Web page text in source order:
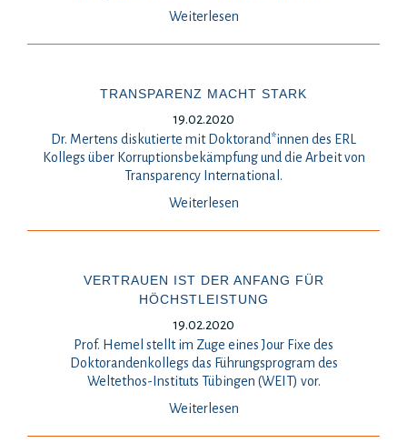
Weiterlesen
TRANSPARENZ MACHT STARK
19.02.2020
Dr. Mertens diskutierte mit Doktorand*innen des ERL
Kollegs über Korruptionsbekämpfung und die Arbeit von
Transparency International.
Weiterlesen
VERTRAUEN IST DER ANFANG FÜR
HÖCHSTLEISTUNG
19.02.2020
Prof. Hemel stellt im Zuge eines Jour Fixe des
Doktorandenkollegs das Führungsprogram des
Weltethos-Instituts Tübingen (WEIT) vor.
Weiterlesen